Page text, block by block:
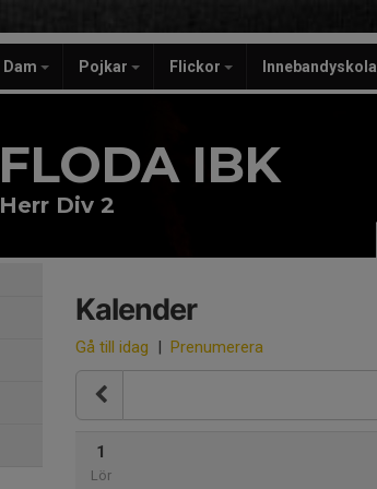
Dam Pojkar Flickor Innebandyskola
FLODA IBK
Herr Div 2
Kalender
Gå till idag | Prenumerera
1
Lör